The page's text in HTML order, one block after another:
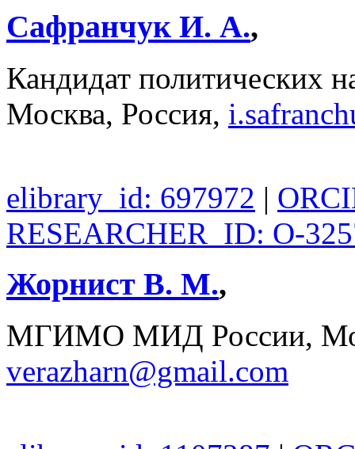
Сафранчук И. А.,
Кандидат
Москва, Россия,
elibrary_id: 697972 |
RESEARCHER_ID: O-
Жорнист В. М.,
МГИМО МИД России,
verazharn@gmail.com